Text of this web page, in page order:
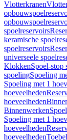
Vlotterkranen
spoelreservoirs
keramische
spoelreservoirs
universeele
KlokkenSpoel-stop
spoelingSpoeling
Spoeling met 1
hoeveelheden
hoeveelheden
Binnenwerken
Spoeling met 1
hoeveelheden
hoeveelheden